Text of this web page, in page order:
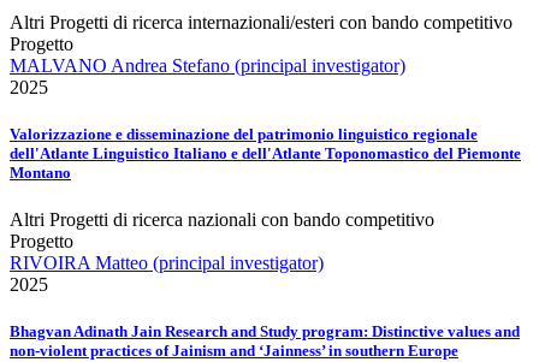
Altri Progetti di ricerca internazionali/esteri con bando competitivo
Progetto
MALVANO Andrea Stefano (principal investigator)
2025
Valorizzazione e disseminazione del patrimonio linguistico regionale
dell'Atlante Linguistico Italiano e dell'Atlante Toponomastico del Piemonte
Montano
Altri Progetti di ricerca nazionali con bando competitivo
Progetto
RIVOIRA Matteo (principal investigator)
2025
Bhagvan Adinath Jain Research and Study program: Distinctive values and
non-violent practices of Jainism and ‘Jainness’ in southern Europe